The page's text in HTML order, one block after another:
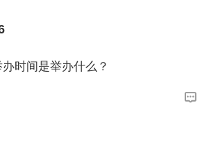
时间是举办什么？